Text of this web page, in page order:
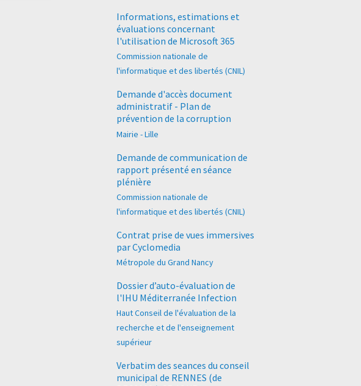
Informations, estimations et
évaluations concernant
l'utilisation de Microsoft 365
Commission nationale de
l'informatique et des libertés (CNIL)
Demande d'accès document
administratif - Plan de
prévention de la corruption
Mairie - Lille
Demande de communication de
rapport présenté en séance
plénière
Commission nationale de
l'informatique et des libertés (CNIL)
Contrat prise de vues immersives
par Cyclomedia
Métropole du Grand Nancy
Dossier d’auto-évaluation de
l'IHU Méditerranée Infection
Haut Conseil de l'évaluation de la
recherche et de l'enseignement
supérieur
Verbatim des seances du conseil
municipal de RENNES (de